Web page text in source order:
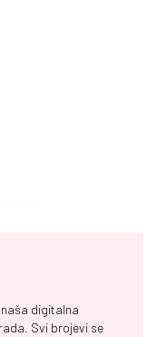
digitalna
Svi brojevi se